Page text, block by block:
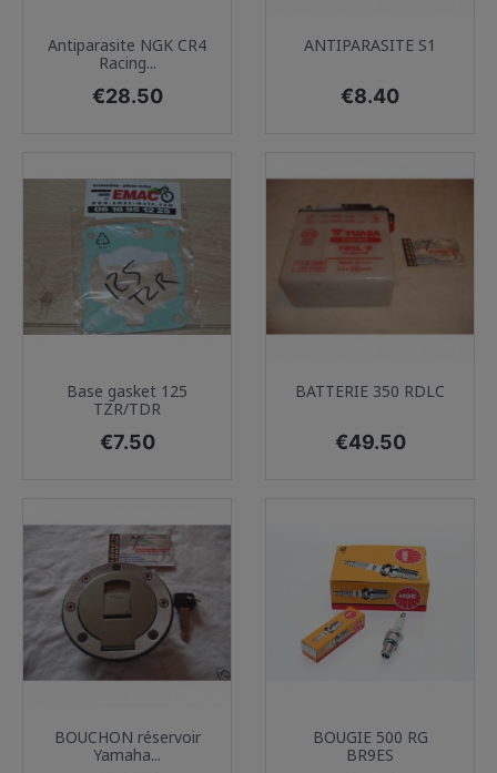
Antiparasite NGK CR4
Racing...
Price
€28.50
ANTIPARASITE S1
Price
€8.40
Base gasket 125
TZR/TDR
Price
€7.50
BATTERIE 350 RDLC
Price
€49.50
BOUCHON réservoir
Yamaha...
BOUGIE 500 RG
BR9ES